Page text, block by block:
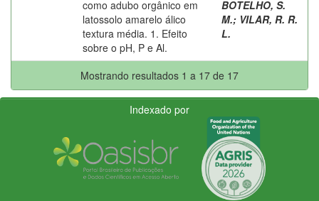
como adubo orgânico em
latossolo amarelo álico
textura média. 1. Efeito
sobre o pH, P e Al.
BOTELHO, S.
M.; VILAR, R. R.
L.
Mostrando resultados 1 a 17 de 17
Indexado por